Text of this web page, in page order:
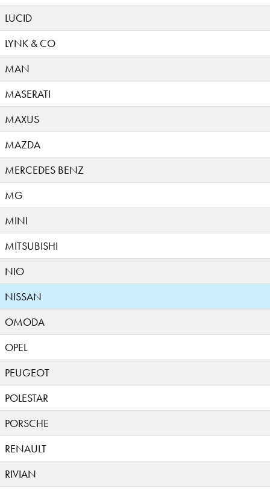
LUCID
LYNK & CO
MAN
MASERATI
MAXUS
MAZDA
MERCEDES BENZ
MG
MINI
MITSUBISHI
NIO
NISSAN
OMODA
OPEL
PEUGEOT
POLESTAR
PORSCHE
RENAULT
RIVIAN